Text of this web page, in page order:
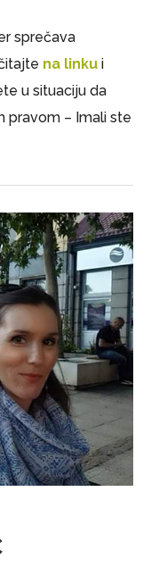
sprečava
na linku i
u situaciju da
pravom – Imali ste